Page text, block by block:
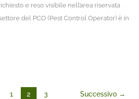
e reso visibile nell’area riservata
del PCO (Pest Control Operator) è in
1 2 3 Successivo →